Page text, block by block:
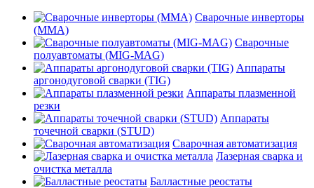
Сварочные инверторы
(MMA)
Сварочные
полуавтоматы (MIG-MAG)
Аппараты
аргонодуговой сварки (TIG)
Аппараты плазменной
резки
Аппараты
точечной сварки (STUD)
Сварочная автоматизация
Лазерная сварка и
очистка металла
Балластные реостаты